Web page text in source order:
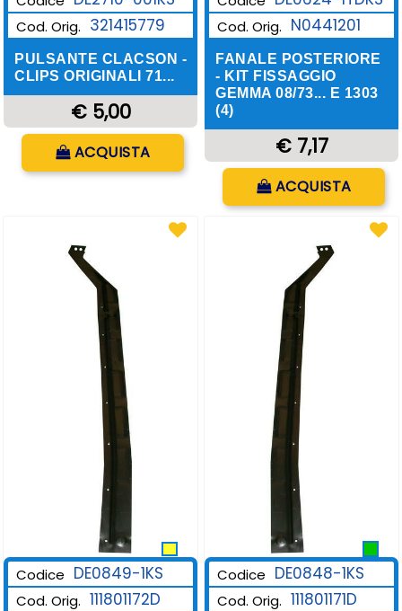
Cod. Orig. 321415779
PULSANTE CLACSON -
CLIPS ORIGINALI 71...
€ 5,00
ACQUISTA
Cod. Orig. N0441201
FANALE POSTERIORE
- KIT FISSAGGIO
GEMMA 08/73... E 1303
(4)
€ 7,17
ACQUISTA
Codice DE0849-1KS
Cod. Orig. 111801172D
Codice DE0848-1KS
Cod. Orig. 111801171D